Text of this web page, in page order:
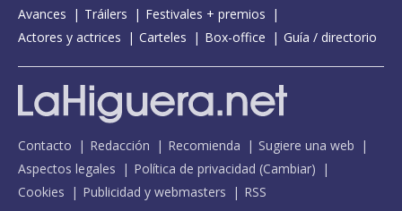
Avances
Tráilers
Festivales + premios
Actores y actrices
Carteles Box-office Guía / directorio
Contacto Redacción Recomienda
Sugiere una web
Aspectos legales
Política de privacidad (Cambiar)
Cookies
Publicidad y webmasters RSS